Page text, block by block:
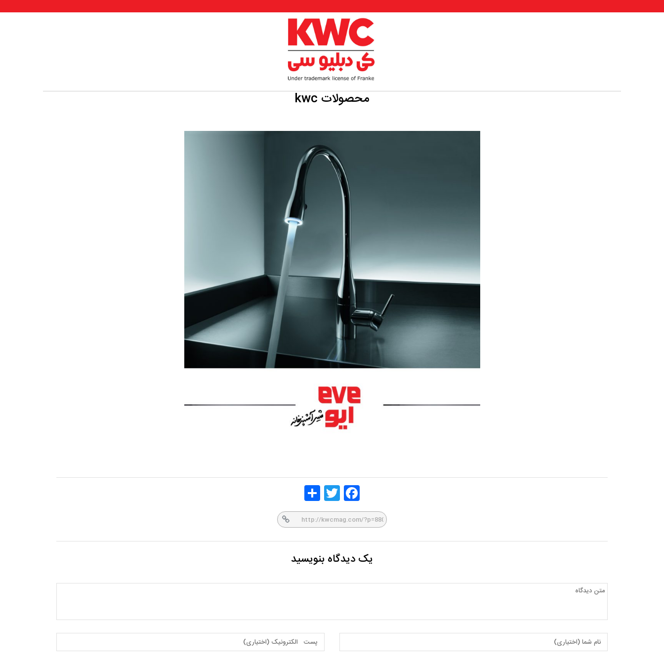
محصولات kwc
Face
book
Twitt
er
یک دیدگاه بنویسید